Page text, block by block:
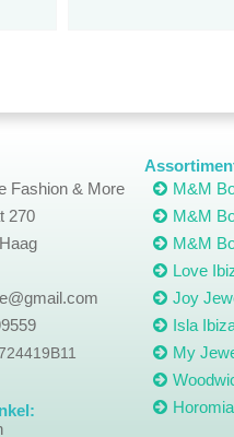
Fashion & More
270
M&M
M&M
M&M
Love
Joy
Isla
My